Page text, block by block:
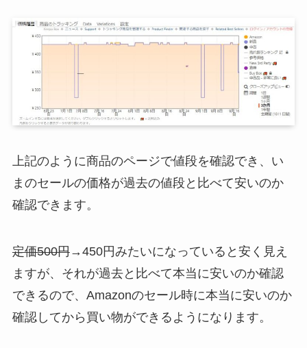
上記のように商品のページで値段を確認でき、い
まのセールの価格が過去の値段と比べて安いのか
確認できます。
定価500円→450円みたいになっていると安く見え
ますが、それが過去と比べて本当に安いのか確認
できるので、Amazonのセール時に本当に安いのか
確認してから買い物ができるようになります。